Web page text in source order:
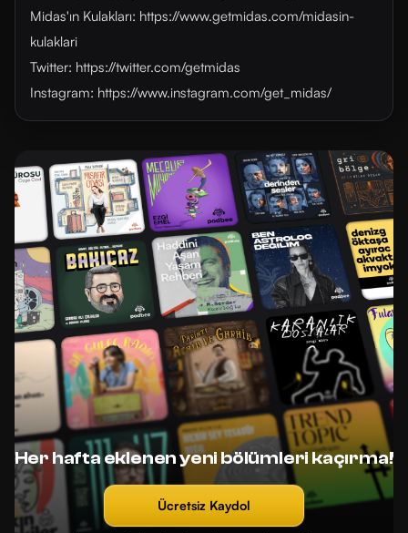
Midas'ın Kulakları: https://www.getmidas.com/midasin-
kulaklari
Twitter: https://twitter.com/getmidas
Instagram: https://www.instagram.com/get_midas/
Her hafta eklenen yeni bölümleri kaçırma!
Ücretsiz Kaydol